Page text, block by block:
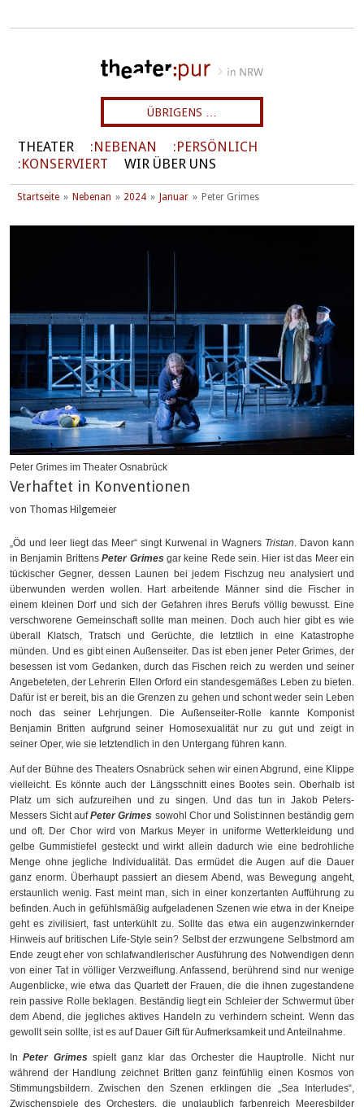
ÜBRIGENS …
THEATER NEBENAN
PERSÖNLICH
KONSERVIERT
WIR ÜBER UNS
Startseite Nebenan 2024 Januar Peter Grimes
Peter Grimes im Theater Osnabrück
Verhaftet in Konventionen
von Thomas Hilgemeier
„Öd und leer liegt das Meer“ singt Kurwenal in Wagners Tristan. Davon kann
in Benjamin BrittensPeter Grimes gar keine Rede sein. Hier ist das Meer ein
tückischer Gegner, dessen Launen bei jedem Fischzug neu analysiert und
überwunden werden wollen. Hart arbeitende Männer sind die Fischer in
einem kleinen Dorf und sich der Gefahren ihres Berufs völlig bewusst. Eine
verschworene Gemeinschaft sollte man meinen. Doch auch hier gibt es wie
überall Klatsch, Tratsch und Gerüchte, die letztlich in eine Katastrophe
münden. Und es gibt einen Außenseiter. Das ist eben jener Peter Grimes, der
besessen ist vom Gedanken, durch das Fischen reich zu werden und seiner
Angebeteten, der Lehrerin Ellen Orford ein standesgemäßes Leben zu bieten.
Dafür ist er bereit, bis an die Grenzen zu gehen und schont weder sein Leben
noch das seiner Lehrjungen. Die Außenseiter-Rolle kannte Komponist
Benjamin Britten aufgrund seiner Homosexualität nur zu gut und zeigt in
seiner Oper, wie sie letztendlich in den Untergang führen kann.
Auf der Bühne des Theaters Osnabrück sehen wir einen Abgrund, eine Klippe
vielleicht. Es könnte auch der Längsschnitt eines Bootes sein. Oberhalb ist
Platz um sich aufzureihen und zu singen. Und das tun in Jakob Peters-
Messers Sicht aufPeter Grimes sowohl Chor und Solist:innen beständig gern
und oft. Der Chor wird von Markus Meyer in uniforme Wetterkleidung und
gelbe Gummistiefel gesteckt und wirkt allein dadurch wie eine bedrohliche
Menge ohne jegliche Individualität. Das ermüdet die Augen auf die Dauer
ganz enorm. Überhaupt passiert an diesem Abend, was Bewegung angeht,
erstaunlich wenig. Fast meint man, sich in einer konzertanten Aufführung zu
befinden. Auch in gefühlsmäßig aufgeladenen Szenen wie etwa in der Kneipe
geht es zivilisiert, fast unterkühlt zu. Sollte das etwa ein augenzwinkernder
Hinweis auf britischen Life-Style sein? Selbst der erzwungene Selbstmord am
Ende zeugt eher von schlafwandlerischer Ausführung des Notwendigen denn
von einer Tat in völliger Verzweiflung. Anfassend, berührend sind nur wenige
Augenblicke, wie etwa das Quartett der Frauen, die die ihnen zugestandene
rein passive Rolle beklagen. Beständig liegt ein Schleier der Schwermut über
dem Abend, die jegliches aktives Handeln zu verhindern scheint. Wenn das
gewollt sein sollte, ist es auf Dauer Gift für Aufmerksamkeit und Anteilnahme.
InPeter Grimes spielt ganz klar das Orchester die Hauptrolle. Nicht nur
während der Handlung zeichnet Britten ganz feinfühlig einen Kosmos von
Stimmungsbildern. Zwischen den Szenen erklingen die „Sea Interludes“,
Zwischenspiele des Orchesters, die unglaublich farbenreich Meeresbilder